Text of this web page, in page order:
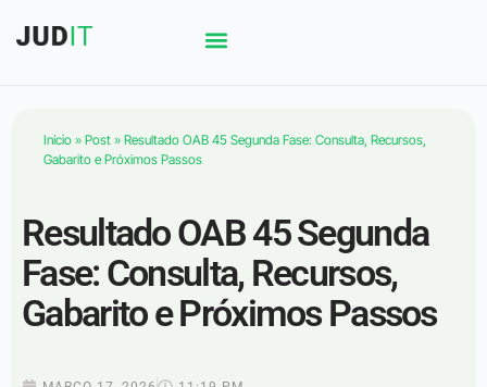
Início » Post » Resultado OAB 45 Segunda Fase: Consulta, Recursos,
Gabarito e Próximos Passos
Resultado OAB 45 Segunda
Fase: Consulta, Recursos,
Gabarito e Próximos Passos